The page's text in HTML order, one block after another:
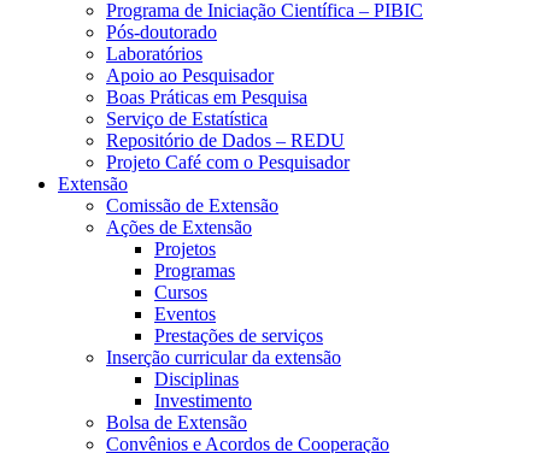
Programa de Iniciação Científica – PIBIC
Pós-doutorado
Laboratórios
Apoio ao Pesquisador
Boas Práticas em Pesquisa
Serviço de Estatística
Repositório de Dados – REDU
Projeto Café com o Pesquisador
Extensão
Comissão de Extensão
Ações de Extensão
Projetos
Programas
Cursos
Eventos
Prestações de serviços
Inserção curricular da extensão
Disciplinas
Investimento
Bolsa de Extensão
Convênios e Acordos de Cooperação